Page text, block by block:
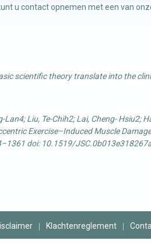
u contact opnemen met een van
scientific theory translate into the
Lan4; Liu, Te-Chih2; Lai, Cheng- Hsiu2;
Exercise–Induced Muscle
doi: 10.1519/
Klachtenreglement